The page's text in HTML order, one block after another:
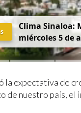
Clima Sinaloa:
miércoles 5 de
expectativa de
de nuestro país,